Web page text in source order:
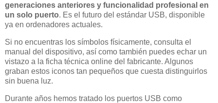
generaciones anteriores y funcionalidad profesional en
un solo puerto. Es el futuro del estándar USB, disponible
ya en ordenadores actuales.
Si no encuentras los símbolos físicamente, consulta el
manual del dispositivo, así como también puedes echar un
vistazo a la ficha técnica online del fabricante. Algunos
graban estos iconos tan pequeños que cuesta distinguirlos
sin buena luz.
Durante años hemos tratado los puertos USB como